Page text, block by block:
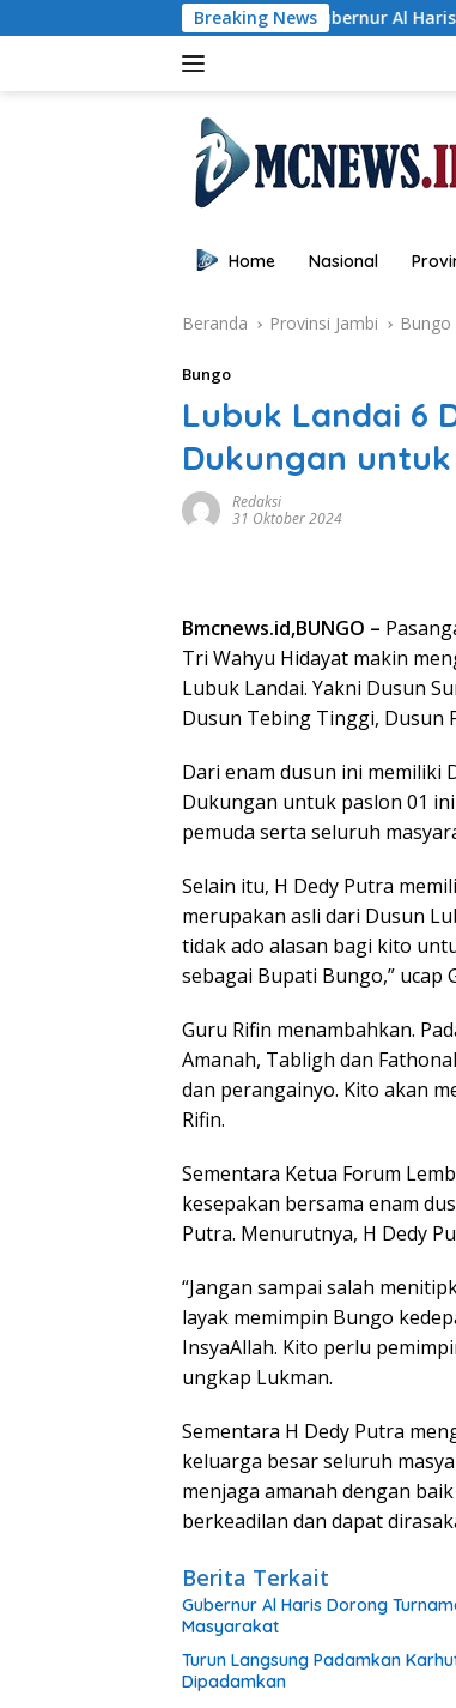
ke
Breaking News
Gubernur Al Haris Dorong Turnamen
Home Nasional
Beranda Provinsi Jambi Bungo
Bungo
Lubuk Landai 6
Dukungan
Redaksi
31 Oktober 2024
Bmcnews.id,BUNGO –
Tri Wahyu Hidayat makin
Lubuk Landai. Yakni Dusun
Dusun Tebing Tinggi, Dusun
Dari enam dusun ini memiliki
Dukungan untuk paslon 01
pemuda serta seluruh
Selain itu, H Dedy Putra
merupakan asli dari Dusun
tidak ado alasan bagi kito
sebagai Bupati Bungo,” ucap
Guru Rifin menambahkan.
Amanah, Tabligh dan
dan perangainyo. Kito akan
Rifin.
Sementara Ketua Forum
kesepakan bersama enam
Putra. Menurutnya, H Dedy
“Jangan sampai salah
layak memimpin Bungo
InsyaAllah. Kito perlu
ungkap Lukman.
Sementara H Dedy Putra
keluarga besar seluruh
menjaga amanah dengan
berkeadilan dan dapat
Berita Terkait
Gubernur Al Haris Dorong
Masyarakat
Turun Langsung Padamkan
Dipadamkan